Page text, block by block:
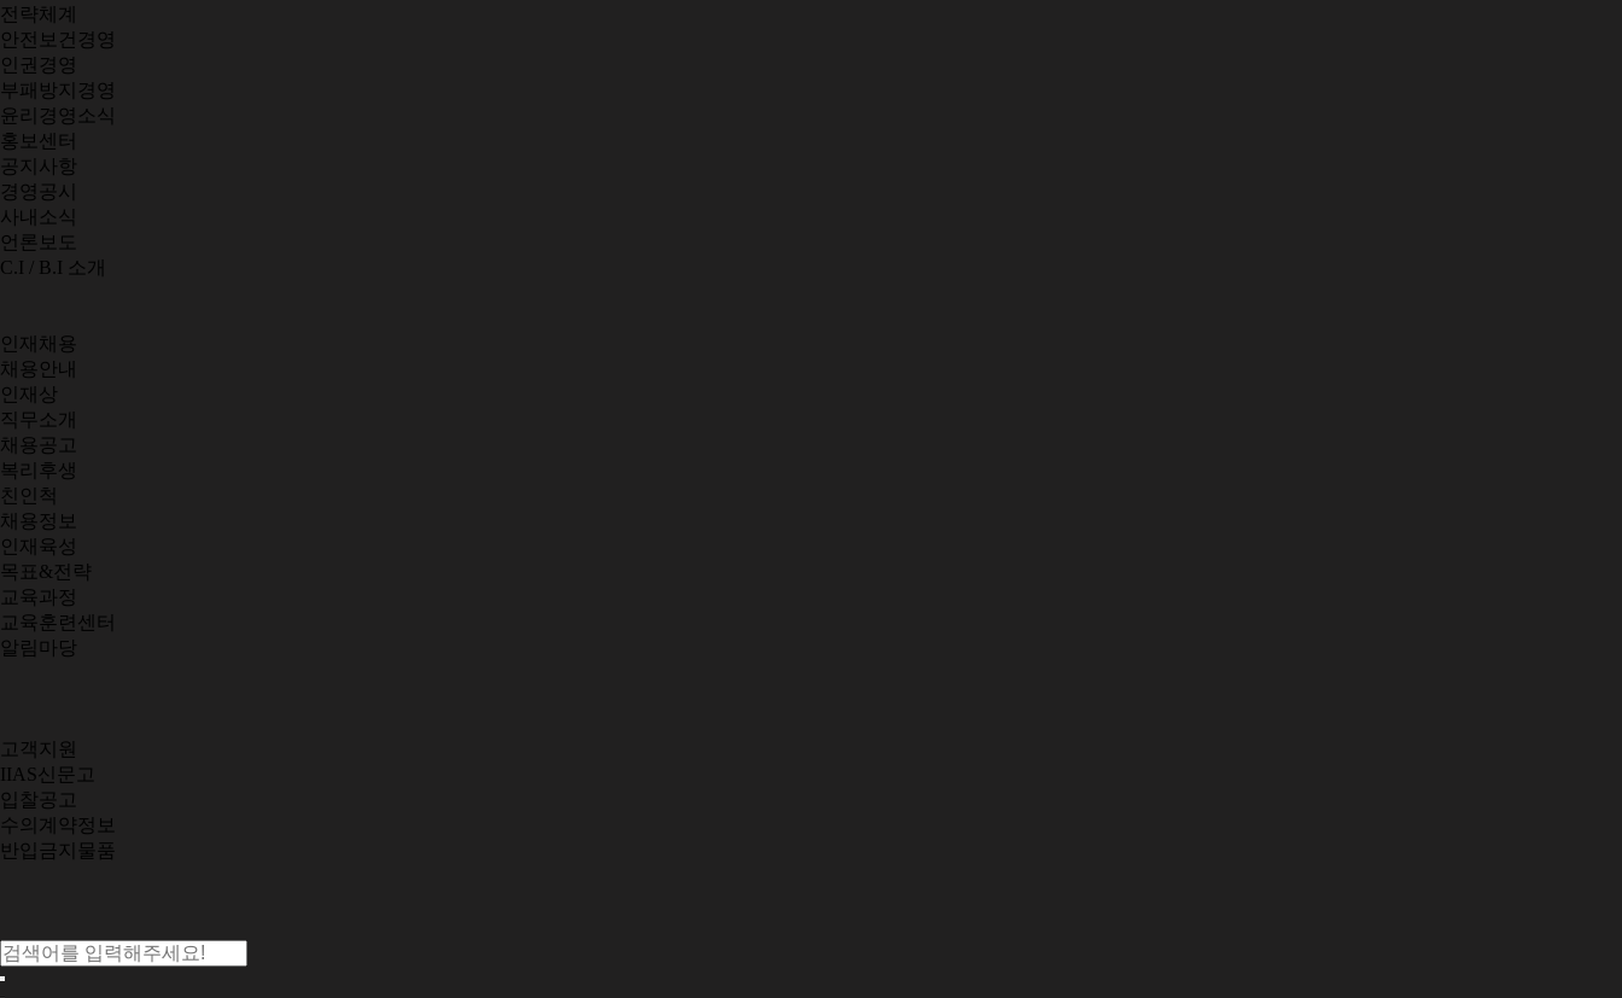
전략체계
안전보건경영
인권경영
부패방지경영
윤리경영소식
홍보센터
공지사항
경영공시
사내소식
언론보도
C.I / B.I 소개
인재채용
채용안내
인재상
직무소개
채용공고
복리후생
친인척
채용정보
인재육성
목표&전략
교육과정
교육훈련센터
알림마당
고객지원
IIAS신문고
입찰공고
수의계약정보
반입금지물품